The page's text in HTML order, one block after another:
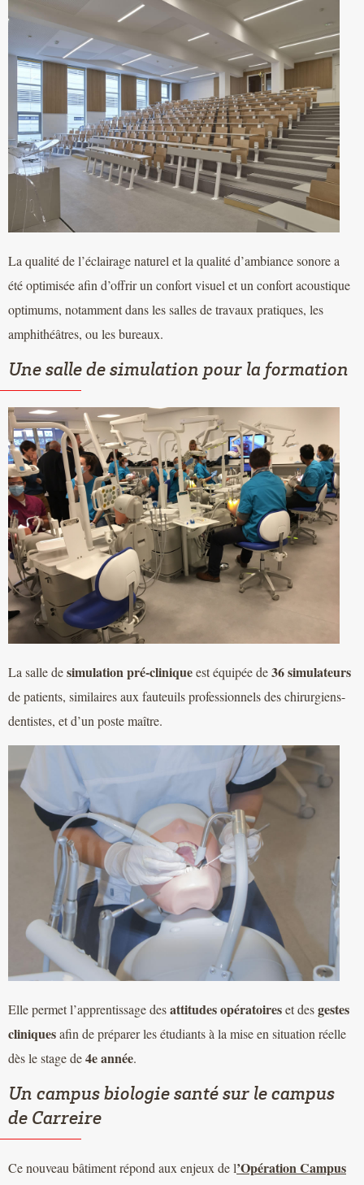
La qualité de l’éclairage naturel et la qualité d’ambiance sonore a
été optimisée afin d’offrir un confort visuel et un confort acoustique
optimums, notamment dans les salles de travaux pratiques, les
amphithéâtres, ou les bureaux.
Une salle de simulation pour la formation
La salle desimulation pré-cliniqueest équipée de36 simulateurs
de patients, similaires aux fauteuils professionnels des chirurgiens-
dentistes, et d’un poste maître.
Elle permet l’apprentissage desattitudes opératoireset desgestes
cliniquesafin de préparer les étudiants à la mise en situation réelle
dès le stage de4e année.
Un campus biologie santé sur le campus
de Carreire
Ce nouveau bâtiment répond aux enjeux de l’Opération Campus